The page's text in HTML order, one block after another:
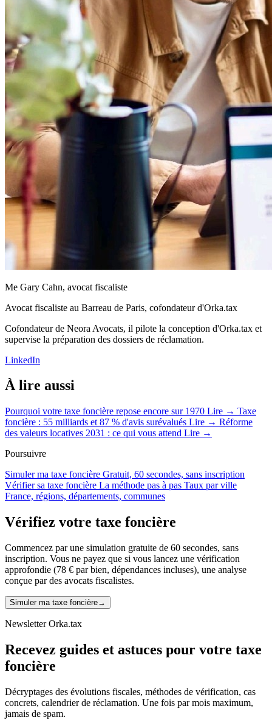
Me Gary Cahn, avocat fiscaliste
Avocat fiscaliste au Barreau de Paris, cofondateur d'Orka.tax
Cofondateur de Neora Avocats, il pilote la conception d'Orka.tax et
supervise la préparation des dossiers de réclamation.
LinkedIn
À lire aussi
Pourquoi votre taxe foncière repose encore sur 1970 Lire → Taxe
foncière : 55 milliards et 87 % d'avis surévalués Lire → Réforme
des valeurs locatives 2031 : ce qui vous attend Lire →
Poursuivre
Simuler ma taxe foncière Gratuit, 60 secondes, sans inscription
Vérifier sa taxe foncière La méthode pas à pas Taux par ville
France, régions, départements, communes
Vérifiez votre taxe foncière
Commencez par une simulation gratuite de 60 secondes, sans
inscription. Vous ne payez que si vous lancez une vérification
approfondie (78 € par bien, dépendances incluses), une analyse
conçue par des avocats fiscalistes.
Simuler ma taxe foncière→
Newsletter Orka.tax
Recevez guides et astuces pour votre taxe
foncière
Décryptages des évolutions fiscales, méthodes de vérification, cas
concrets, calendrier de réclamation. Une fois par mois maximum,
jamais de spam.